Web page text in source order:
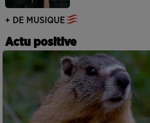
+ DE MUSIQUE
Actu positive